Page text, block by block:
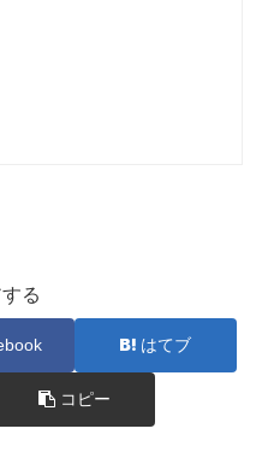
る
はてブ
コピー